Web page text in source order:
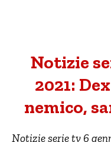
Notizie
2021:
nemico,
Notizie serie tv 6